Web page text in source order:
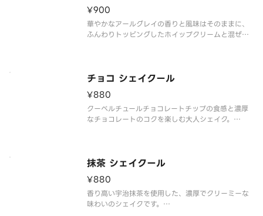
ださい。※写真はイメージです。
¥900
華やかなアールグレイの香りと風味はそのままに、
ふんわりトッピングしたホイップクリームと混ぜ合
※食物アレルギー・エネルギー情報に関しては、タ
ださい。※写真はイ
チョコ シェイクール
¥880
クーベルチュールチョコレートチップの食感と濃厚
なチョコレートのコクを楽しむ大人シェイク。
ださい。※写真はイメージです。
抹茶 シェイクール
¥880
香り高い宇治抹茶を使用した、濃厚でクリーミーな
味わいのシェイクです。